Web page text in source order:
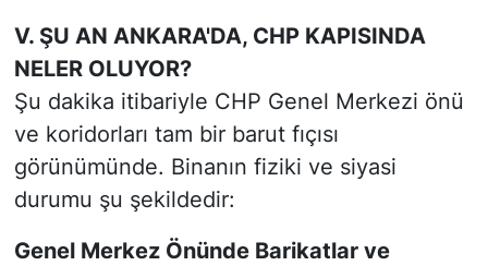
V. ŞU AN ANKARA'DA, CHP KAPISINDA
NELER OLUYOR?
Şu dakika itibariyle CHP Genel Merkezi önü
ve koridorları tam bir barut fıçısı
görünümünde. Binanın fiziki ve siyasi
durumu şu şekildedir:
Genel Merkez Önünde Barikatlar ve